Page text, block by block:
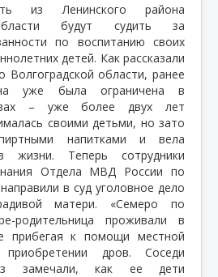
из Ленинского района
будут судить за
по воспитанию своих
детей. Как рассказали
области, ранее
уже была ограничена в
– уже более двух лет
своими детьми, но зато
напитками и вела
жизни. Теперь сотрудники
Отдела МВД России по
в суд уголовное дело
матери. «Семеро по
родительница проживали в
прибегая к помощи местной
дров. Соседи
замечали, как ее дети